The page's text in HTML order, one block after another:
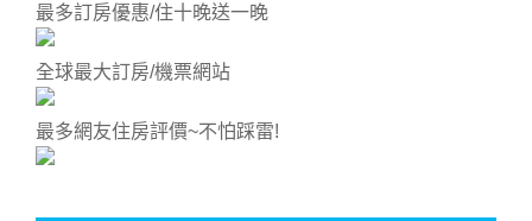
最多訂房優惠/住十晚送一晚
全球最大訂房/機票網站
最多網友住房評價~不怕踩雷!